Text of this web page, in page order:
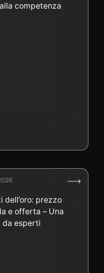
competenza
dell’oro: prezzo
e offerta – Una
da esperti